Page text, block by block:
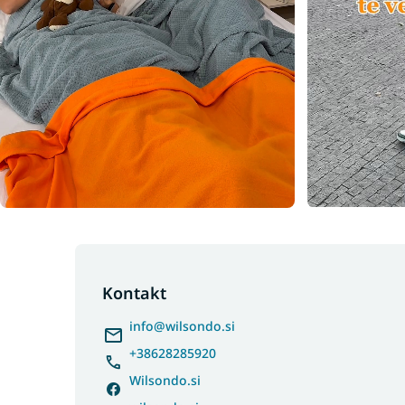
Kontakt
info@wilsondo.si
+38628285920
Wilsondo.si